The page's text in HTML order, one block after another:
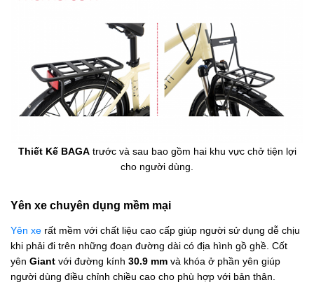
Thiết Kế BAGAtrước và sau bao gồm hai khu vực chở tiện lợi
cho người dùng.
Yên xe chuyên dụng mềm mại
Yên xe rất mềm với chất liệu cao cấp giúp người sử dụng dễ chịu
khi phải đi trên những đoạn đường dài có địa hình gồ ghề. Cốt
yên Giant với đường kính 30.9 mm và khóa ở phần yên giúp
người dùng điều chỉnh chiều cao cho phù hợp với bản thân.